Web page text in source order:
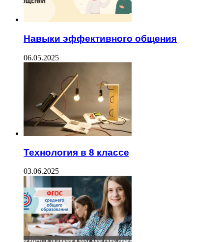
Навыки эффективного общения
06.05.2025
Технология в 8 классе
03.06.2025